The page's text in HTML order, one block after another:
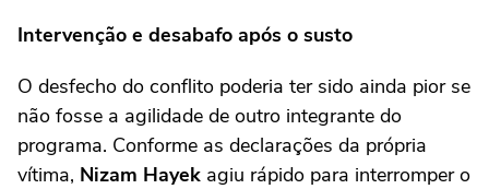
Intervenção e desabafo após o susto
O desfecho do conflito poderia ter sido ainda pior se
não fosse a agilidade de outro integrante do
programa. Conforme as declarações da própria
vítima, Nizam Hayek agiu rápido para interromper o